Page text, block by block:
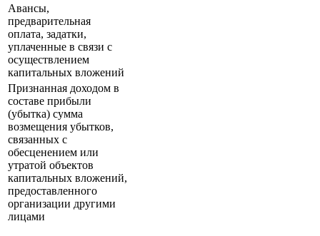
Авансы,
предварительная
оплата, задатки,
уплаченные в связи с
осуществлением
капитальных вложений
Признанная доходом в
составе прибыли
(убытка) сумма
возмещения убытков,
связанных с
обесценением или
утратой объектов
капитальных вложений,
предоставленного
организации другими
лицами